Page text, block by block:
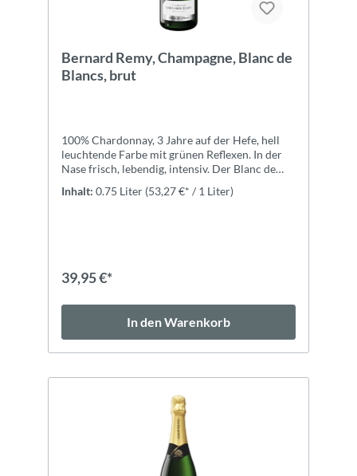
Bernard Remy, Champagne, Blanc de
Blancs, brut
100% Chardonnay, 3 Jahre auf der Hefe, hell
leuchtende Farbe mit grünen Reflexen. In der
Nase frisch, lebendig, intensiv. Der Blanc de
wunderbare Zitrusnoten.Expertise100%
Inhalt: 0.75 Liter (53,27 €* / 1 Liter)
39,95 €*
In den Warenkorb